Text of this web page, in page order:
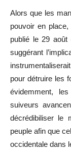
Alors que les
pouvoir en
publié le 29
suggérant
pour détruire les
évidemment,
suiveurs
décrédibiliser le
peuple afin que
occidentale dans